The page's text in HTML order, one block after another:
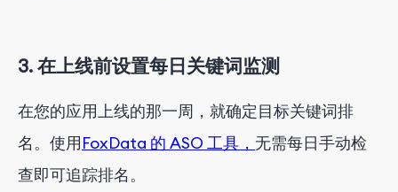
3. 在上线前设置每日关键词监测
在您的应用上线的那一周，就确定目标关键词排
名。使用FoxData 的 ASO 工具， 无需每日手动检
查即可追踪排名。